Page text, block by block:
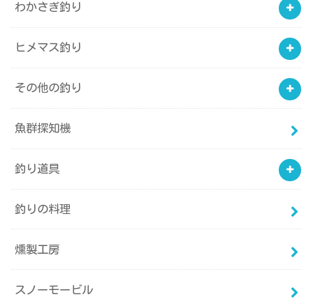
わかさぎ釣り
ヒメマス釣り
その他の釣り
魚群探知機
釣り道具
釣りの料理
燻製工房
スノーモービル